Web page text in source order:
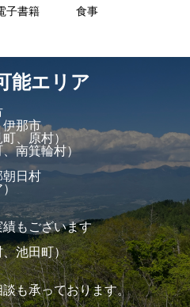
子書籍 食事
能エリア
伊那市
、原村）
南箕輪村）
朝日村
もございます
池田町）
も承っております。